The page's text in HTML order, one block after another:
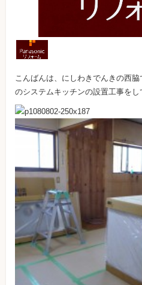
こんばんは、にしわきでんきの西
のシステムキッチンの設置工事をし